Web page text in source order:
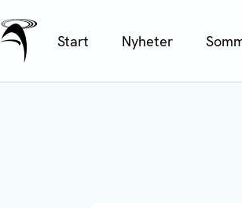
Ålands Radio & TV
Start Nyheter